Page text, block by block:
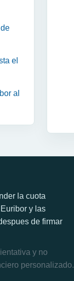
el
al
la cuota
y las
de firmar
y no
personalizado.